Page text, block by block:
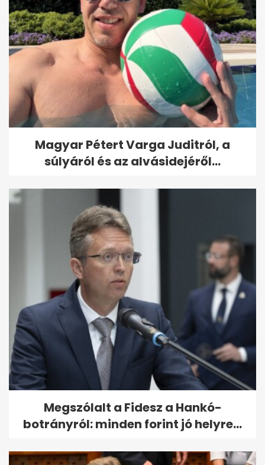
Magyar Pétert Varga Juditról, a
súlyáról és az alvásidejéről...
Megszólalt a Fidesz a Hankó-
botrányról: minden forint jó helyre...